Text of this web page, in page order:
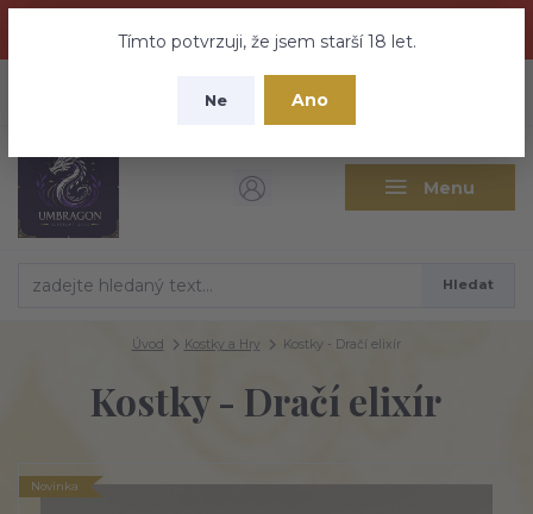
nebuďte vyděšeni zde najdete vše a ještě mnohem víc
Tímto potvrzuji, že jsem starší 18 let.
Ne Ano
Menu
CZK
Hledat
Úvod Kostky a Hry Kostky - Dračí elixír
Kostky - Dračí elixír
Novinka